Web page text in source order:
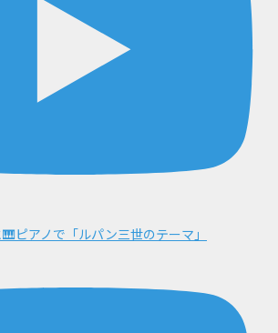
ピアノで「ルパン三世のテーマ」